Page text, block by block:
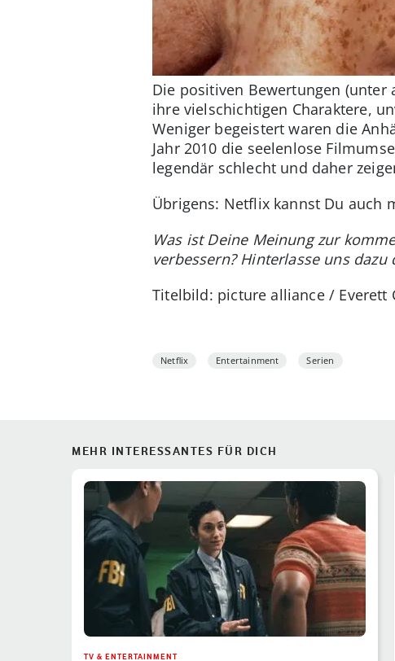
Die positiven Bewertungen (unter
ihre vielschichtigen Charaktere,
Weniger begeistert waren die
Jahr 2010 die seelenlose
legendär schlecht und daher
Übrigens: Netflix kannst Du auch
Was ist Deine Meinung zur
verbessern? Hinterlasse uns
Titelbild: picture alliance / Everett
Netflix Entertainment Serien
MEHR INTERESSANTES FÜR DICH
TV & ENTERTAINMENT